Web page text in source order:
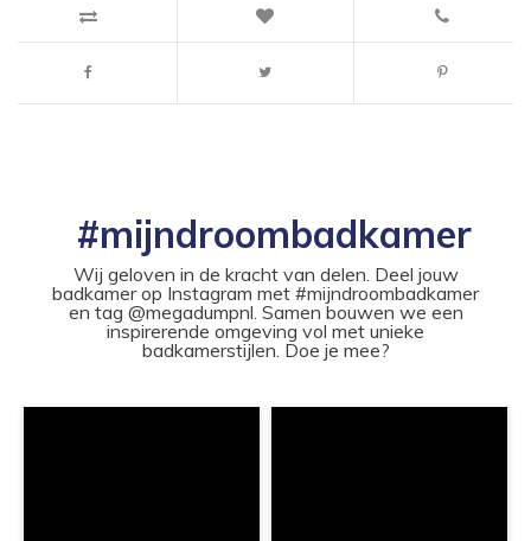
#mijndroombadkamer
Wij geloven in de kracht van delen. Deel jouw
badkamer op Instagram met #mijndroombadkamer
en tag @megadumpnl. Samen bouwen we een
inspirerende omgeving vol met unieke
badkamerstijlen. Doe je mee?